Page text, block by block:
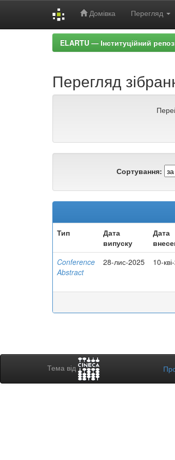
Домівка Перегляд
ELARTU — Інституційний
Перегляд
Сортування:
Тип
Дата
випуску
Дата
Conference
Abstract
28-лис-2025 10-
Тема від